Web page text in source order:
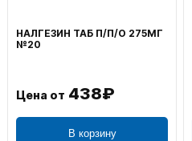
НАЛГЕЗИН ТАБ П/П/О 275МГ
№20
Цена от 438₽
В корзину